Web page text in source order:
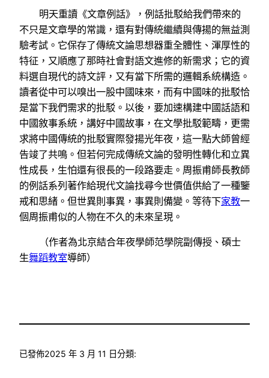
明天重讀《文章例話》，例話批駁給我們帶來的
不只是文章學的常識，還有對傳統繼續與傳揚的無益測
驗考試。它保存了傳統文論思想器重全體性、渾厚性的
特征，又順應了那時社會對語文進修的新需求；它的資
料選自現代的詩文評，又有當下所需的邏輯系統構造。
讀者從中可以嗅出一股中國味來，而有中國味的批駁恰
是當下我們需求的批駁。以後，要加速構建中國話語和
中國敘事系統，講好中國故事，在文學批駁範疇，更需
求將中國傳統的批駁實際發揚光年夜，這一點大師曾經
告竣了共鳴。但若何完成傳統文論的發明性轉化和立異
性成長，生怕還有很長的一段路要走。周振甫師長教師
的例話系列著作給現代文論找尋今世價值供給了一種鑒
戒和思緒。但世異則事異，事異則備變。等待下家教一
個周振甫似的人物在不久的未來呈現。
（作者為北京結合年夜學師范學院副傳授、碩士
生舞蹈教室導師）
已發佈2025 年 3 月 11 日分類: